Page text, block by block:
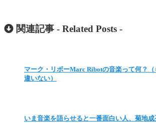
関連記事 - Related Posts -
マーク・リボーMarc Ribotの音楽って何？
違いない）
いま音楽を語らせると一番面白い人、菊地